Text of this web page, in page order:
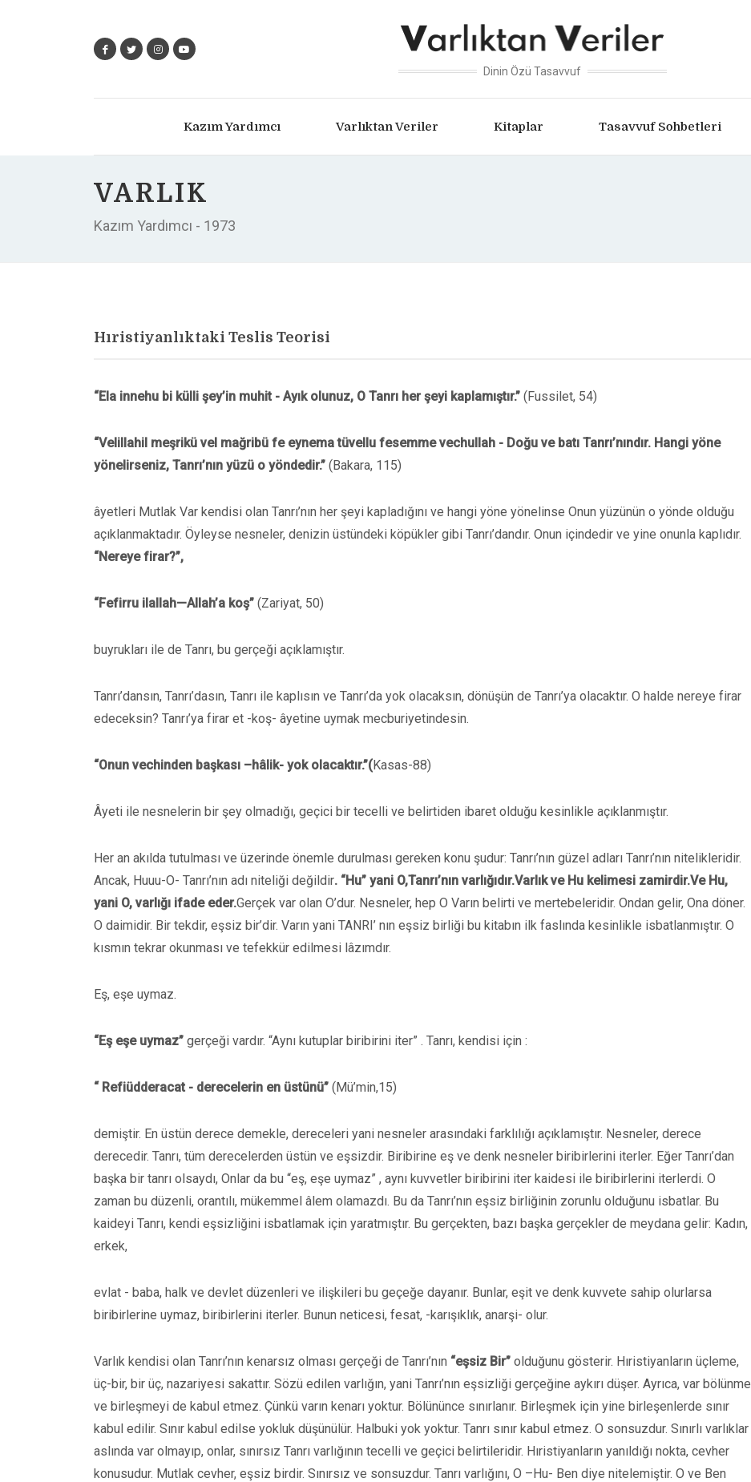
Dinin Özü Tasavvuf
Kazım Yardımcı Varlıktan Veriler Kitaplar Tasavvuf Sohbetleri
VARLIK
Kazım Yardımcı - 1973
Hıristiyanlıktaki Teslis Teorisi
“Ela innehu bi külli şey’in muhit - Ayık olunuz, O Tanrı her şeyi kaplamıştır.” (Fussilet, 54)
“Velillahil meşrikü vel mağribü fe eynema tüvellu fesemme vechullah - Doğu ve batı Tanrı’nındır. Hangi yöne
yönelirseniz, Tanrı’nın yüzü o yöndedir.” (Bakara, 115)
âyetleri Mutlak Var kendisi olan Tanrı’nın her şeyi kapladığını ve hangi yöne yönelinse Onun yüzünün o yönde olduğu
açıklanmaktadır. Öyleyse nesneler, denizin üstündeki köpükler gibi Tanrı’dandır. Onun içindedir ve yine onunla kaplıdır.
“Nereye firar?”,
“Fefirru ilallah—Allah’a koş” (Zariyat, 50)
buyrukları ile de Tanrı, bu gerçeği açıklamıştır.
Tanrı’dansın, Tanrı’dasın, Tanrı ile kaplısın ve Tanrı’da yok olacaksın, dönüşün de Tanrı’ya olacaktır. O halde nereye firar
edeceksin? Tanrı’ya firar et -koş- âyetine uymak mecburiyetindesin.
“Onun vechinden başkası –hâlik- yok olacaktır.”(Kasas-88)
Âyeti ile nesnelerin bir şey olmadığı, geçici bir tecelli ve belirtiden ibaret olduğu kesinlikle açıklanmıştır.
Her an akılda tutulması ve üzerinde önemle durulması gereken konu şudur: Tanrı’nın güzel adları Tanrı’nın nitelikleridir.
Ancak, Huuu-O- Tanrı’nın adı niteliği değildir. “Hu” yani O,Tanrı’nın varlığıdır.Varlık ve Hu kelimesi zamirdir.Ve Hu,
yani O, varlığı ifade eder.Gerçek var olan O’dur. Nesneler, hep O Varın belirti ve mertebeleridir. Ondan gelir, Ona döner.
O daimidir. Bir tekdir, eşsiz bir’dir. Varın yani TANRI’ nın eşsiz birliği bu kitabın ilk faslında kesinlikle isbatlanmıştır. O
kısmın tekrar okunması ve tefekkür edilmesi lâzımdır.
Eş, eşe uymaz.
“Eş eşe uymaz” gerçeği vardır. “Aynı kutuplar biribirini iter” . Tanrı, kendisi için :
“ Refiüdderacat - derecelerin en üstünü” (Mü’min,15)
demiştir. En üstün derece demekle, dereceleri yani nesneler arasındaki farklılığı açıklamıştır. Nesneler, derece
derecedir. Tanrı, tüm derecelerden üstün ve eşsizdir. Biribirine eş ve denk nesneler biribirlerini iterler. Eğer Tanrı’dan
başka bir tanrı olsaydı, Onlar da bu “eş, eşe uymaz” , aynı kuvvetler biribirini iter kaidesi ile biribirlerini iterlerdi. O
zaman bu düzenli, orantılı, mükemmel âlem olamazdı. Bu da Tanrı’nın eşsiz birliğinin zorunlu olduğunu isbatlar. Bu
kaideyi Tanrı, kendi eşsizliğini isbatlamak için yaratmıştır. Bu gerçekten, bazı başka gerçekler de meydana gelir: Kadın,
erkek,
evlat - baba, halk ve devlet düzenleri ve ilişkileri bu geçeğe dayanır. Bunlar, eşit ve denk kuvvete sahip olurlarsa
biribirlerine uymaz, biribirlerini iterler. Bunun neticesi, fesat, -karışıklık, anarşi- olur.
Varlık kendisi olan Tanrı’nın kenarsız olması gerçeği de Tanrı’nın “eşsiz Bir” olduğunu gösterir. Hıristiyanların üçleme,
üç-bir, bir üç, nazariyesi sakattır. Sözü edilen varlığın, yani Tanrı’nın eşsizliği gerçeğine aykırı düşer. Ayrıca, var bölünme
ve birleşmeyi de kabul etmez. Çünkü varın kenarı yoktur. Bölününce sınırlanır. Birleşmek için yine birleşenlerde sınır
kabul edilir. Sınır kabul edilse yokluk düşünülür. Halbuki yok yoktur. Tanrı sınır kabul etmez. O sonsuzdur. Sınırlı varlıklar
aslında var olmayıp, onlar, sınırsız Tanrı varlığının tecelli ve geçici belirtileridir. Hıristiyanların yanıldığı nokta, cevher
konusudur. Mutlak cevher, eşsiz birdir. Sınırsız ve sonsuzdur. Tanrı varlığını, O –Hu- Ben diye nitelemiştir. O ve Ben